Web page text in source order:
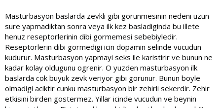
kendisi zevksizlige yol acar. Mast in sana verdigi tek bir yarar,
avantaj yoktur. Hangi mucizevi hareket yaparken zevk(!) verirken
yaptiktan 1 dk sonra buyuk bir pismanlik hissi olusturur?
Masturbasyon baslarda zevkli gibi gorunmesinin nedeni uzun
sure yapmadiktan sonra veya ilk kez basladiginda bu illete
henuz reseptorlerinin dibi gormemesi sebebiyledir.
Reseptorlerin dibi gormedigi icin dopamin selinde vucudun
kudurur. Masturbasyon yapmayi seks ile karistirir ve bunun ne
kadar kolay oldugunu ogrenir. O yuzden masturbasyon ilk
baslarda cok buyuk zevk veriyor gibi gorunur. Bunun boyle
olmadigi aciktir cunku masturbasyon bir zehirli sekerdir. Zehir
etkisini birden gostermez. Yillar icinde vucudun ve beynin